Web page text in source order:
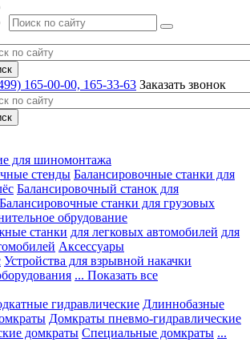
165-00-00, 165-33-63 Заказать звонок
для шиномонтажа
стенды Балансировочные станки для
Балансировочный станок для
Балансировочные станки для грузовых
обрудование
станки для легковых автомобилей для
Аксессуары
Устройства для взрывной накачки
... Показать все
гидравлические Длиннобазные
Домкраты пневмо-гидравлические
домкраты Специальные домкраты ...